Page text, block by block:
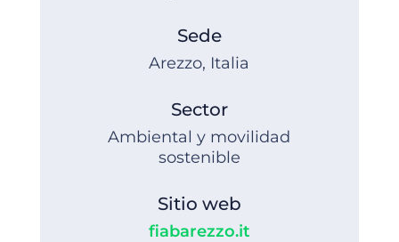
Sede
Arezzo, Italia
Sector
Ambiental y movilidad
sostenible
Sitio web
fiabarezzo.it